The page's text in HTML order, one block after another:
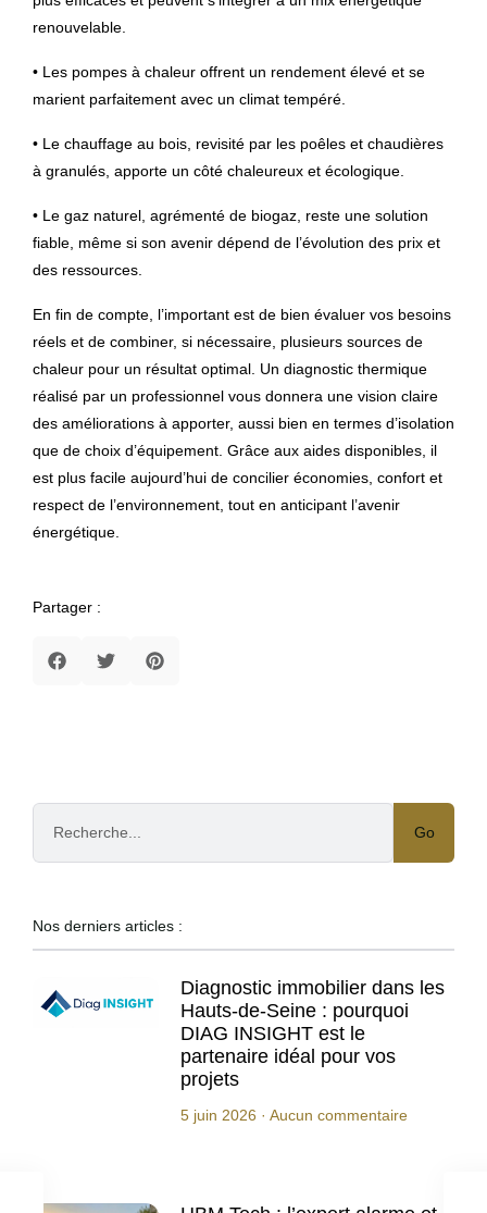
Go
Nos derniers articles :
Diagnostic immobilier dans les
Hauts-de-Seine : pourquoi
DIAG INSIGHT est le
partenaire idéal pour vos
projets
5 juin 2026 Aucun commentaire
Partager :
renouvelable.
• Les pompes à chaleur offrent un rendement élevé et se
marient parfaitement avec un climat tempéré.
• Le chauffage au bois, revisité par les poêles et chaudières
à granulés, apporte un côté chaleureux et écologique.
• Le gaz naturel, agrémenté de biogaz, reste une solution
fiable, même si son avenir dépend de l’évolution des prix et
des ressources.
En fin de compte, l’important est de bien évaluer vos besoins
réels et de combiner, si nécessaire, plusieurs sources de
chaleur pour un résultat optimal. Un diagnostic thermique
réalisé par un professionnel vous donnera une vision claire
des améliorations à apporter, aussi bien en termes d’isolation
que de choix d’équipement. Grâce aux aides disponibles, il
est plus facile aujourd’hui de concilier économies, confort et
respect de l’environnement, tout en anticipant l’avenir
énergétique.